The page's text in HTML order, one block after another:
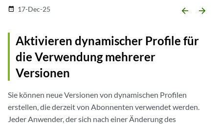
date_range 17-Dec-25 arrow_backward arrow_forward
Aktivieren dynamischer Profile für
die Verwendung mehrerer
Versionen
Sie können neue Versionen von dynamischen Profilen
erstellen, die derzeit von Abonnenten verwendet werden.
Jeder Anwender, der sich nach einer Änderung des